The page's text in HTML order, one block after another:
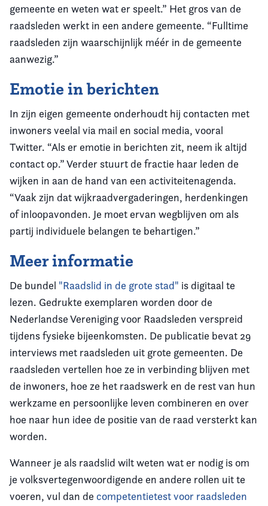
gemeente en weten wat er speelt.” Het gros van de
raadsleden werkt in een andere gemeente. “Fulltime
raadsleden zijn waarschijnlijk méér in de gemeente
aanwezig.”
Emotie in berichten
In zijn eigen gemeente onderhoudt hij contacten met
inwoners veelal via mail en social media, vooral
Twitter. “Als er emotie in berichten zit, neem ik altijd
contact op.” Verder stuurt de fractie haar leden de
wijken in aan de hand van een activiteitenagenda.
“Vaak zijn dat wijkraadvergaderingen, herdenkingen
of inloopavonden. Je moet ervan wegblijven om als
partij individuele belangen te behartigen.”
Meer informatie
De bundel "Raadslid in de grote stad" is digitaal te
lezen. Gedrukte exemplaren worden door de
Nederlandse Vereniging voor Raadsleden verspreid
tijdens fysieke bijeenkomsten. De publicatie bevat 29
interviews met raadsleden uit grote gemeenten. De
raadsleden vertellen hoe ze in verbinding blijven met
de inwoners, hoe ze het raadswerk en de rest van hun
werkzame en persoonlijke leven combineren en over
hoe naar hun idee de positie van de raad versterkt kan
worden.
Wanneer je als raadslid wilt weten wat er nodig is om
je volksvertegenwoordigende en andere rollen uit te
voeren, vul dan de competentietest voor raadsleden